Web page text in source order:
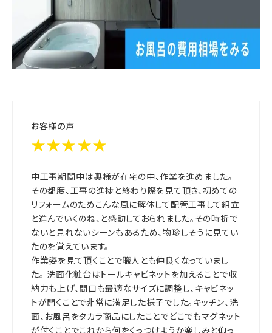
お客様の声
★★★★★
中工事期間中は奥様が在宅の中、作業を進めました。
その都度、工事の進捗と終わり際を見て頂き、初めての
リフォームのためこんな風に解体して配管工事して組立
と進んでいくのね、と感動しておられました。その時折で
ないと見れないシーンもあるため、物珍しそうに見てい
たのを覚えています。
作業姿を見て頂くことで職人とも仲良くなっていまし
た。 洗面化粧台はトールキャビネットを加えることで収
納力も上げ、間口も最適なサイズに調整し、キャビネッ
トが開くことで非常に満足した様子でした。キッチン、洗
面、お風呂をタカラ商品にしたことでどこでもマグネット
が付くことでこれから何をくっつけようか楽しみと仰っ